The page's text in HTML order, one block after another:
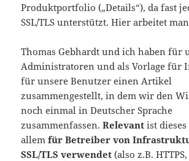
Produktportfolio („Details“), da fast
SSL/TLS unterstützt. Hier arbeitet
Thomas Gebhardt und ich haben für
Administratoren und als Vorlage für
für unsere Benutzer einen Artikel
zusammengestellt, in dem wir den
noch einmal in Deutscher Sprache
zusammenfassen.Relevant ist
allemfür Betreiber von
SSL/TLS verwendet (also z.B.